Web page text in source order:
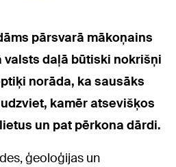
pārsvarā mākoņains
daļā būtiski nokrišņi
norāda, ka sausāks
kamēr atsevišķos
un pat pērkona dārdi.
ģeoloģijas un